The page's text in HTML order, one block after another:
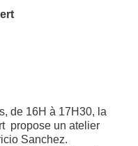
de 16H à 17H30, la
propose un atelier
Sanchez.